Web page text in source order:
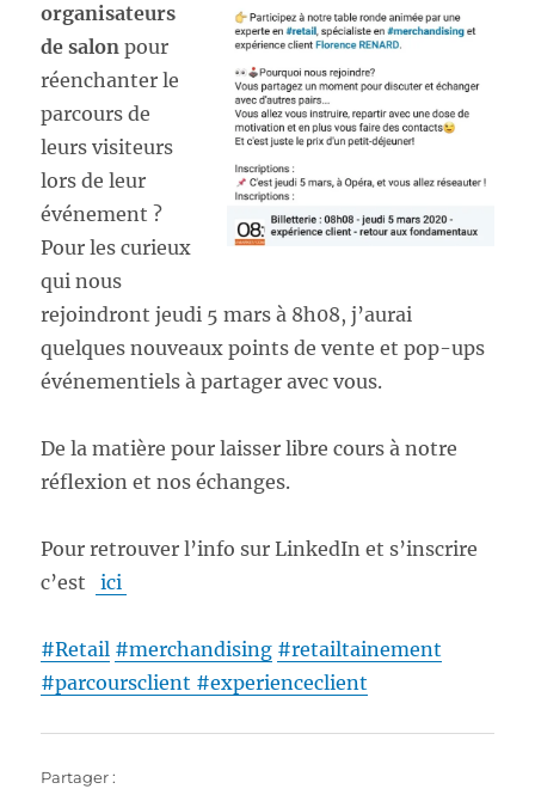
organisateurs
de salon pour
réenchanter le
parcours de
leurs visiteurs
lors de leur
événement ?
Pour les curieux
qui nous
rejoindront jeudi 5 mars à 8h08, j’aurai
quelques nouveaux points de vente et pop-ups
événementiels à partager avec vous.
De la matière pour laisser libre cours à notre
réflexion et nos échanges.
Pour retrouver l’info sur LinkedIn et s’inscrire
c’est
ici
#Retail #merchandising #retailtainement
#parcoursclient #experienceclient
Partager :